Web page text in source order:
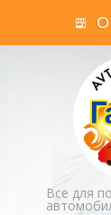
О
Все для